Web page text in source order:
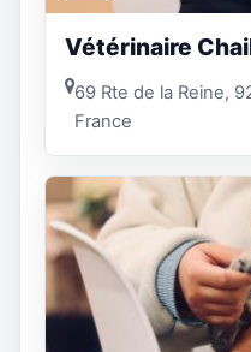
Vétérinaire
69 Rte de la Reine,
France